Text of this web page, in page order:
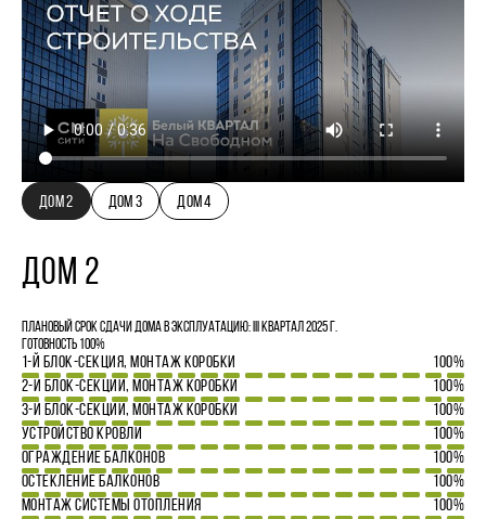
ДОМ 2 ДОМ 3 ДОМ 4
ДОМ 2
Плановый срок сдачи дома в эксплуатацию: III квартал 2025 г.
Готовность 100%
1-Й БЛОК-СЕКЦИЯ, МОНТАЖ КОРОБКИ
100%
2-Й БЛОК-СЕКЦИИ, МОНТАЖ КОРОБКИ
100%
3-Й БЛОК-СЕКЦИИ, МОНТАЖ КОРОБКИ
100%
УСТРОЙСТВО КРОВЛИ
100%
ОГРАЖДЕНИЕ БАЛКОНОВ
100%
ОСТЕКЛЕНИЕ БАЛКОНОВ
100%
МОНТАЖ СИСТЕМЫ ОТОПЛЕНИЯ
100%